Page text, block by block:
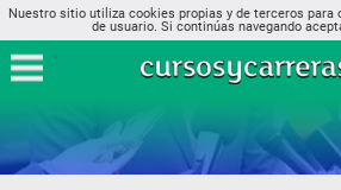
Nuestro sitio utiliza cookies propias y de terceros para
de usuario. Si continúas navegando